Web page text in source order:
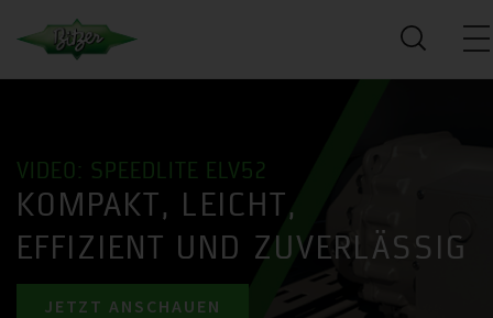
VIDEO: SPEEDLITE ELV52
KOMPAKT, LEICHT,
EFFIZIENT UND ZUVERLÄSSIG
JETZT ANSCHAUEN